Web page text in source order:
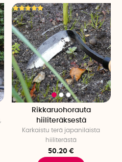
Rikkaruohorauta
hiiliteräksestä
Karkaistu terä japanilaista
hiiliterästä
50.20 €